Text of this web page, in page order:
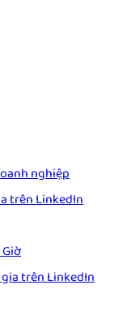
nghiệp
trên LinkedIn
trên LinkedIn